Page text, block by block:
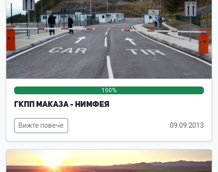
100%
ГКПП Маказа - Нимфея
Вижте повече 09.09.2013